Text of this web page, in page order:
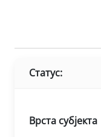
Статус:
Врста субјекта